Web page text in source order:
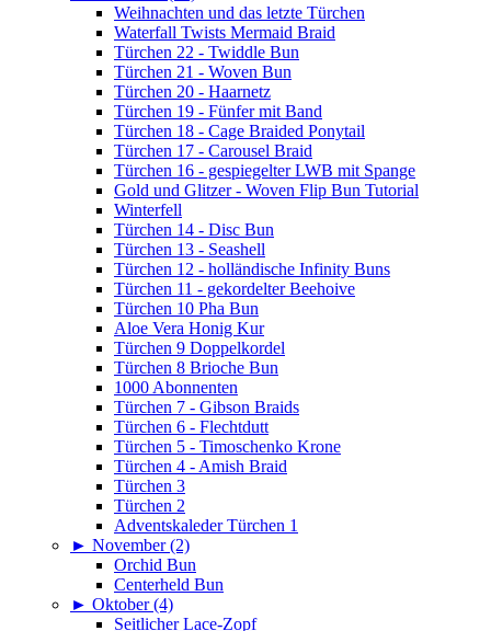
Weihnachten und das letzte Türchen
Waterfall Twists Mermaid Braid
Türchen 22 - Twiddle Bun
Türchen 21 - Woven Bun
Türchen 20 - Haarnetz
Türchen 19 - Fünfer mit Band
Türchen 18 - Cage Braided Ponytail
Türchen 17 - Carousel Braid
Türchen 16 - gespiegelter LWB mit Spange
Gold und Glitzer - Woven Flip Bun Tutorial
Winterfell
Türchen 14 - Disc Bun
Türchen 13 - Seashell
Türchen 12 - holländische Infinity Buns
Türchen 11 - gekordelter Beehoive
Türchen 10 Pha Bun
Aloe Vera Honig Kur
Türchen 9 Doppelkordel
Türchen 8 Brioche Bun
1000 Abonnenten
Türchen 7 - Gibson Braids
Türchen 6 - Flechtdutt
Türchen 5 - Timoschenko Krone
Türchen 4 - Amish Braid
Türchen 3
Türchen 2
Adventskaleder Türchen 1
► November (2)
Orchid Bun
Centerheld Bun
► Oktober (4)
Seitlicher Lace-Zopf